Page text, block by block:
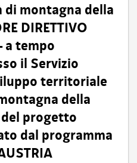
di montagna della
DIRETTIVO
a tempo
il Servizio
territoriale
della
del progetto
dal programma